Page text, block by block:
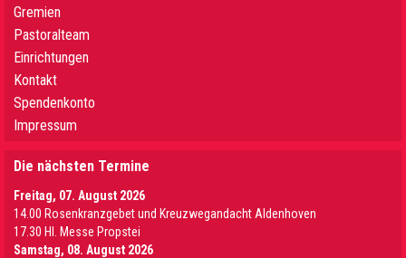
Gremien
Pastoralteam
Einrichtungen
Kontakt
Spendenkonto
Impressum
Die nächsten Termine
Freitag, 07. August 2026
14.00 Rosenkranzgebet und Kreuzwegandacht Aldenhoven
17.30 Hl. Messe Propstei
Samstag, 08. August 2026